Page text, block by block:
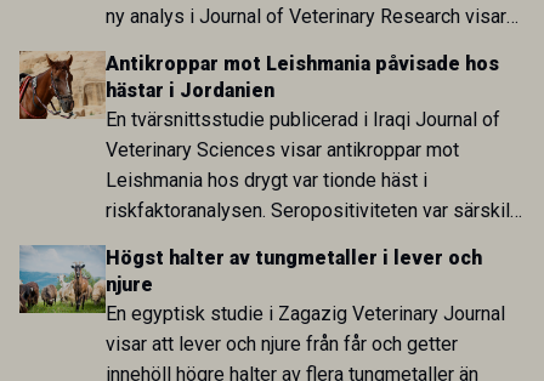
ny analys i Journal of Veterinary Research visar
att skillnaden mot lågförbrukarländer som
Sverige är fortsatt stor.
Antikroppar mot Leishmania påvisade hos
hästar i Jordanien
En tvärsnittsstudie publicerad i Iraqi Journal of
Veterinary Sciences visar antikroppar mot
Leishmania hos drygt var tionde häst i
riskfaktoranalysen. Seropositiviteten var särskilt
hög i Zarqa och statistiskt kopplad till bland
annat stallhållning. Resultaten visar att hästarna
har exponerats för parasiten – men inte att de
fungerar som reservoarer eller bidrar till
smittspridning.
Högst halter av tungmetaller i lever och
njure
En egyptisk studie i Zagazig Veterinary Journal
visar att lever och njure från får och getter
innehöll högre halter av flera tungmetaller än